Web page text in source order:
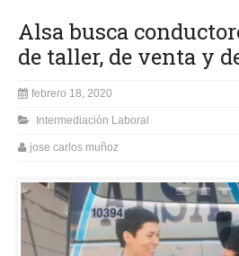
Alsa busca
de taller, de venta y
febrero 18, 2020
Intermediación Laboral
jose carlos muñoz